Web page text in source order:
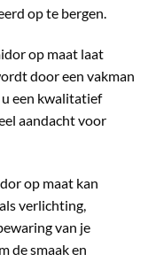
op te bergen.
op maat laat
door een vakman
een kwalitatief
aandacht voor
op maat kan
verlichting,
van je
de smaak en